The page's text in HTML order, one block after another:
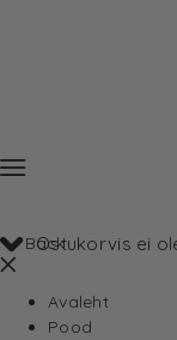
Ostukorvis ei
Back
Avaleht
Pood